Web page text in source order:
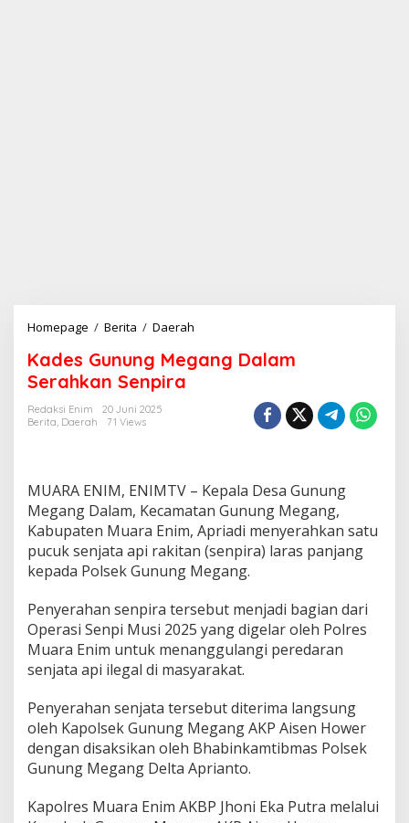
Homepage / Berita / Daerah
d
g
M
e
g
a
n
D
a
l
a
m
e
r
a
h
k
n
Kades Gunung Megang Dalam
Serahkan Senpira
Redaksi Enim
20 Juni 2025
Berita, Daerah 71 Views
MUARA ENIM, ENIMTV – Kepala Desa Gunung
Megang Dalam, Kecamatan Gunung Megang,
Kabupaten Muara Enim, Apriadi menyerahkan satu
pucuk senjata api rakitan (senpira) laras panjang
kepada Polsek Gunung Megang.
Penyerahan senpira tersebut menjadi bagian dari
Operasi Senpi Musi 2025 yang digelar oleh Polres
Muara Enim untuk menanggulangi peredaran
senjata api ilegal di masyarakat.
Penyerahan senjata tersebut diterima langsung
oleh Kapolsek Gunung Megang AKP Aisen Hower
dengan disaksikan oleh Bhabinkamtibmas Polsek
Gunung Megang Delta Aprianto.
Kapolres Muara Enim AKBP Jhoni Eka Putra melalui